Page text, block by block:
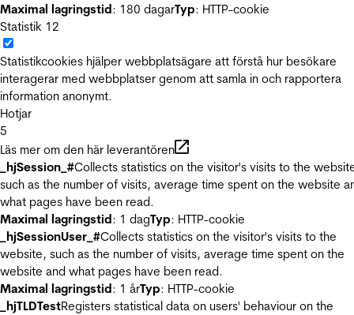
Maximal lagringstid: 180 dagarTyp: HTTP-cookie
Statistik 12
Statistikcookies hjälper webbplatsägare att förstå hur besökare
interagerar med webbplatser genom att samla in och rapportera
information anonymt.
Hotjar
5
Läs mer om den här leverantören
_hjSession_#Collects statistics on the visitor's visits to the
such as the number of visits, average time spent on the website
what pages have been read.
Maximal lagringstid: 1 dagTyp: HTTP-cookie
_hjSessionUser_#Collects statistics on the visitor's visits to the
website, such as the number of visits, average time spent on the
website and what pages have been read.
Maximal lagringstid: 1 årTyp: HTTP-cookie
_hjTLDTestRegisters statistical data on users' behaviour on the